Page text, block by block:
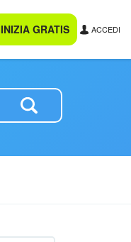
INIZIA GRATIS ACCEDI